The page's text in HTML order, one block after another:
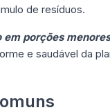
de resíduos.
em porções menores
e saudável da